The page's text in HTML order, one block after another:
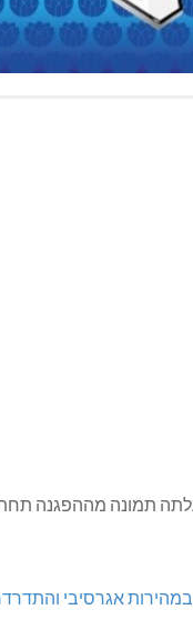
תמונה מההפגנה תחת
אגרסיבי